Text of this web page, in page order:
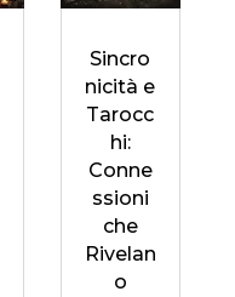
Sincro
nicità e
Tarocc
hi:
Conne
ssioni
che
Rivelan
o